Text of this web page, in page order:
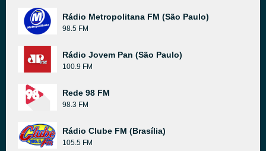
Rádio Metropolitana FM (São Paulo)
98.5 FM
Rádio Jovem Pan (São Paulo)
100.9 FM
Rede 98 FM
98.3 FM
Rádio Clube FM (Brasília)
105.5 FM